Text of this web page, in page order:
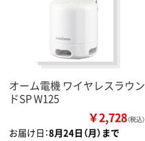
オーム電機 ワイヤレスラウン
ドSP W125
￥2,728（税込）
お届け日：8月24日（月）まで